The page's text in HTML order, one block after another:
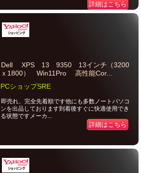
詳細はこちら
Dell XPS 13 9350 13インチ（3200
ｘ1800） Win11Pro 高性能Cor...
PCショップSRE
即売れ、完全先着順です他にも多数ノートパソコ
ンを出品しております到着後すぐに快適使用でき
る状態ですメーカ...
詳細はこちら